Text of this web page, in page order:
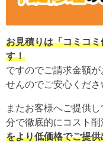
お見積りは「コミコ
す！
ですのでご請求金額
せんのでご安心くださ
またお客様へご提供
分で徹底的にコスト削
をより低価格でご提